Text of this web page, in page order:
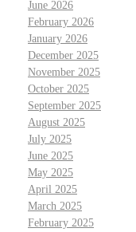
June 2026
February 2026
January 2026
December 2025
November 2025
October 2025
September 2025
August 2025
July 2025
June 2025
May 2025
April 2025
March 2025
February 2025